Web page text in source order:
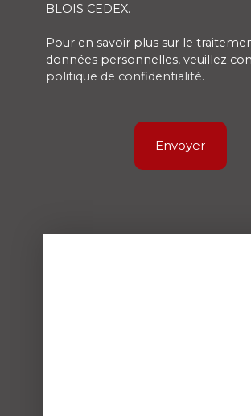
BLOIS CEDEX.
Pour en savoir plus sur le
données personnelles, veuillez
politique de confidentialité.
Envoyer